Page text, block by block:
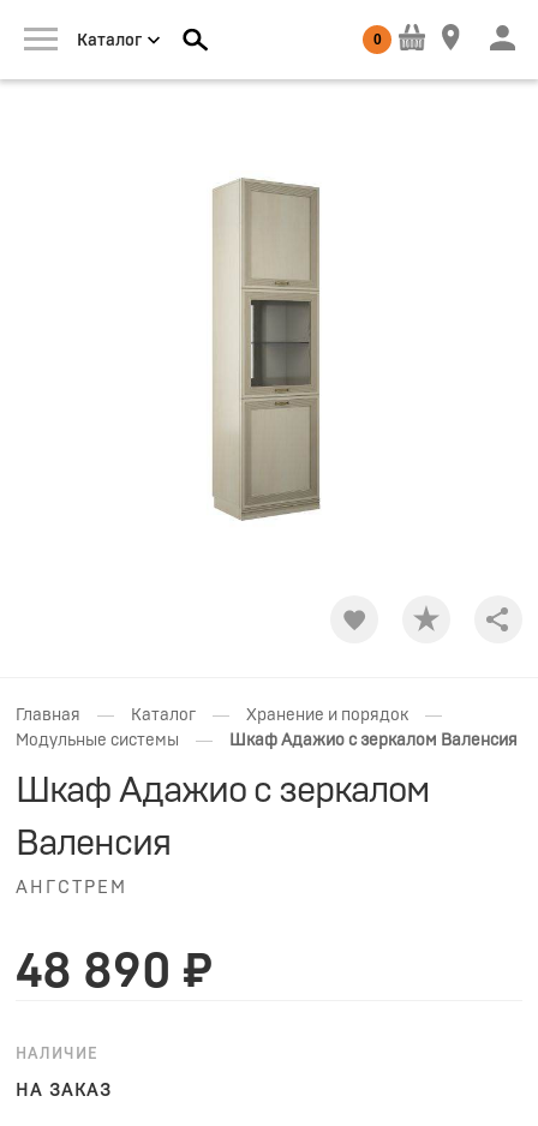
Каталог 0
Главная — Каталог — Хранение и порядок —
Модульные системы — Шкаф Адажио с зеркалом Валенсия
Шкаф Адажио с зеркалом
Валенсия
АНГСТРЕМ
48 890 ₽
НАЛИЧИЕ
НА ЗАКАЗ